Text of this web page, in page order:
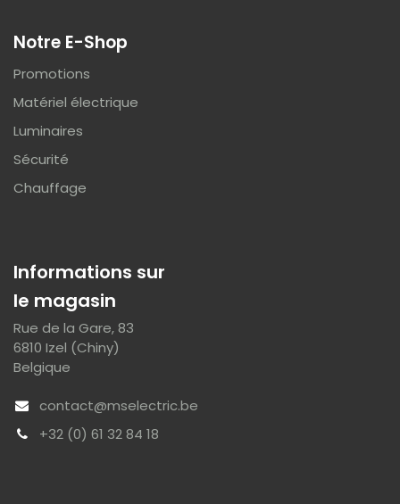
Informations sur
le magasin
Rue de la Gare, 83
6810 Izel (Chiny)
Belgique
contact@mselectric.be
+32 (0) 61 32 84 18
Notre E-Shop
Promotions
Matériel électrique
Luminaires
Sécurité
Chauffage